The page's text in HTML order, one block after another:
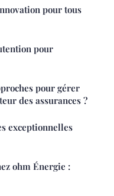
pour tous
pour
pour gérer
des assurances ?
exceptionnelles
ohm Énergie :